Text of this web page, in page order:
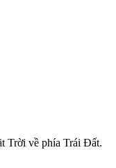
Trời về phía Trái Đất.